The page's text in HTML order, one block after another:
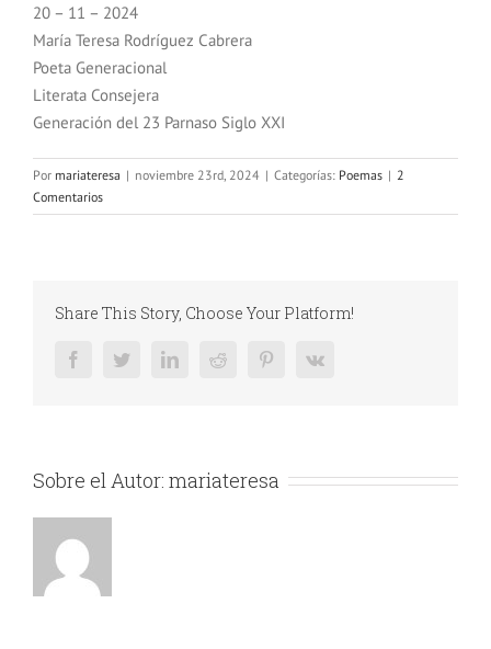
20 – 11 – 2024
María Teresa Rodríguez Cabrera
Poeta Generacional
Literata Consejera
Generación del 23 Parnaso Siglo XXI
Por mariateresa | noviembre 23rd, 2024 | Categorías: Poemas | 2
Comentarios
Share This Story, Choose Your Platform!
FacebookTwitterLinkedInReddit PinterestVk
Sobre el Autor: mariateresa